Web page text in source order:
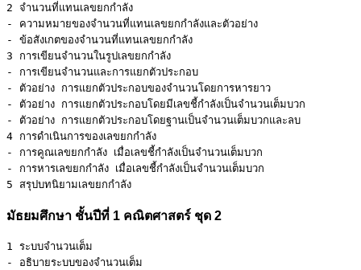
2 จำนวนที่แทนเลขยกกำลัง
- ความหมายของจำนวนที่แทนเลขยกกำลังและตัวอย่าง
- ข้อสังเกตของจำนวนที่แทนเลขยกกำลัง
3 การเขียนจำนวนในรูปเลขยกกำลัง
- การเขียนจำนวนและการแยกตัวประกอบ
- ตัวอย่าง การแยกตัวประกอบของจำนวนโดยการหารยาว
- ตัวอย่าง การแยกตัวประกอบโดยมีเลขชี้กำลังเป็นจำนวนเต็มบวก
- ตัวอย่าง การแยกตัวประกอบโดยฐานเป็นจำนวนเต็มบวกและลบ
4 การดำเนินการของเลขยกกำลัง
- การคูณเลขยกกำลัง เมื่อเลขชี้กำลังเป็นจำนวนเต็มบวก
- การหารเลขยกกำลัง เมื่อเลขชี้กำลังเป็นจำนวนเต็มบวก
5 สรุปบทนิยามเลขยกกำลัง
มัธยมศึกษา ชั้นปีที่ 1 คณิตศาสตร์ ชุด 2
1 ระบบจำนวนเต็ม
- อธิบายระบบของจำนวนเต็ม